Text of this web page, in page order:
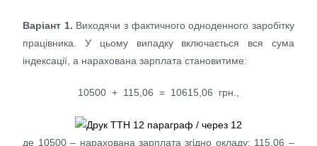
Варіант 1. Виходячи з фактичного одноденного заробітку
працівника. У цьому випадку включається вся сума
індексації, а нарахована зарплата становитиме:
10500 + 115,06 = 10615,06 грн.,
де 10500 – нарахована зарплата згідно окладу; 115,06 –